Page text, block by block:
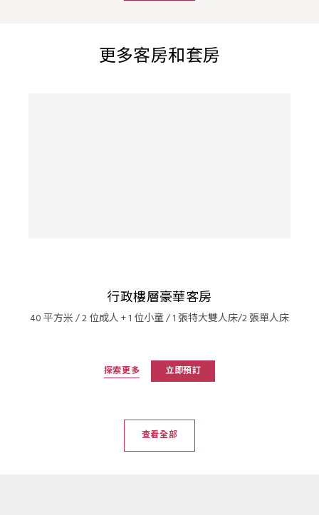
更多客房和套房
行政樓層豪華客房
40 平方米 / 2 位成人 + 1 位小童 / 1 張特大雙人床/2 張單人床
探索更多 立即預訂
查看全部